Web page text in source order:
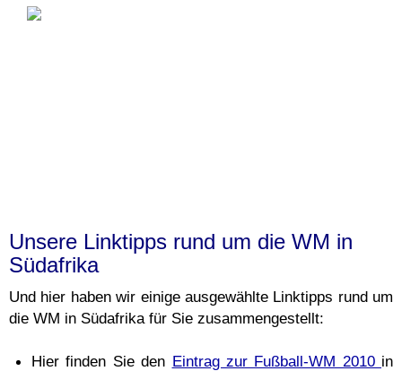
Unsere Linktipps rund um die WM in
Südafrika
Und hier haben wir einige ausgewählte Linktipps rund um
die WM in Südafrika für Sie zusammengestellt:
Hier finden Sie den Eintrag zur Fußball-WM 2010 in